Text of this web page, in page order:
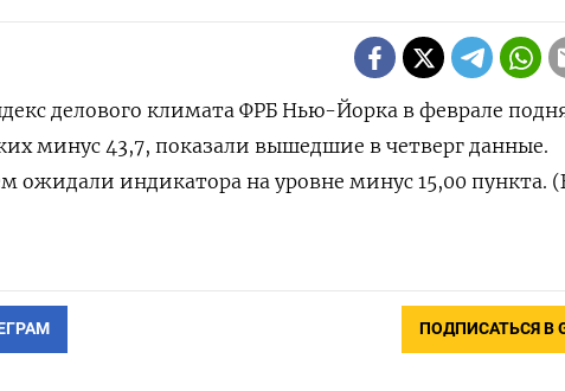
делового климата ФРБ Нью-Йорка в феврале
минус 43,7, показали вышедшие в четверг данные.
ожидали индикатора на уровне минус 15,00 пункта.
ПОДПИСАТЬСЯ В